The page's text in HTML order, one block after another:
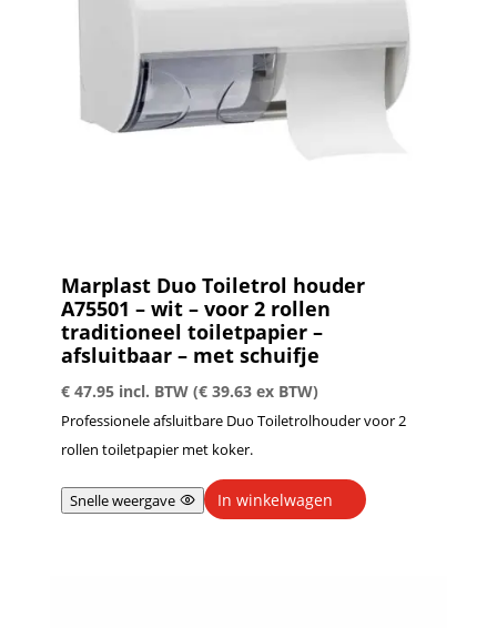
Marplast Duo Toiletrol houder
A75501 – wit – voor 2 rollen
traditioneel toiletpapier –
afsluitbaar – met schuifje
€47.95 incl. BTW (€39.63ex BTW)
Professionele afsluitbare Duo Toiletrolhouder voor 2
rollen toiletpapier met koker.
Snelle weergave In winkelwagen